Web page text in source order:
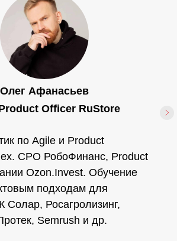
Наталья Козлова
Marketing Авиасейлс
Okko, ФК Зенит,
Red Bull. Индустрии: IT,
FMCG, Sport. Провела
Преподаватель: ВШЭ,
Growth и Яндекс Практикум